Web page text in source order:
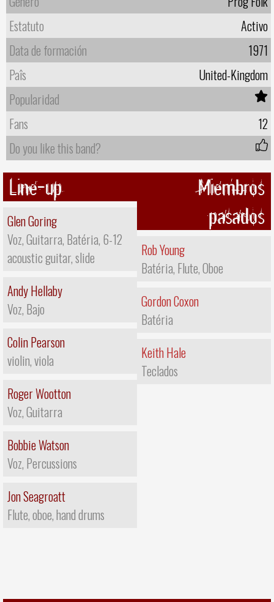
Estatuto
Activo
Data de formación
1971
Paîs
United-Kingdom
Popularidad
Fans
12
Do you like this band?
Line-up
Glen Goring
Voz, Guitarra, Batéria, 6-12
acoustic guitar, slide
Andy Hellaby
Voz, Bajo
Colin Pearson
violin, viola
Roger Wootton
Voz, Guitarra
Bobbie Watson
Voz, Percussions
Jon Seagroatt
Flute, oboe, hand drums
Miembros
pasados
Rob Young
Batéria, Flute, Oboe
Gordon Coxon
Batéria
Keith Hale
Teclados